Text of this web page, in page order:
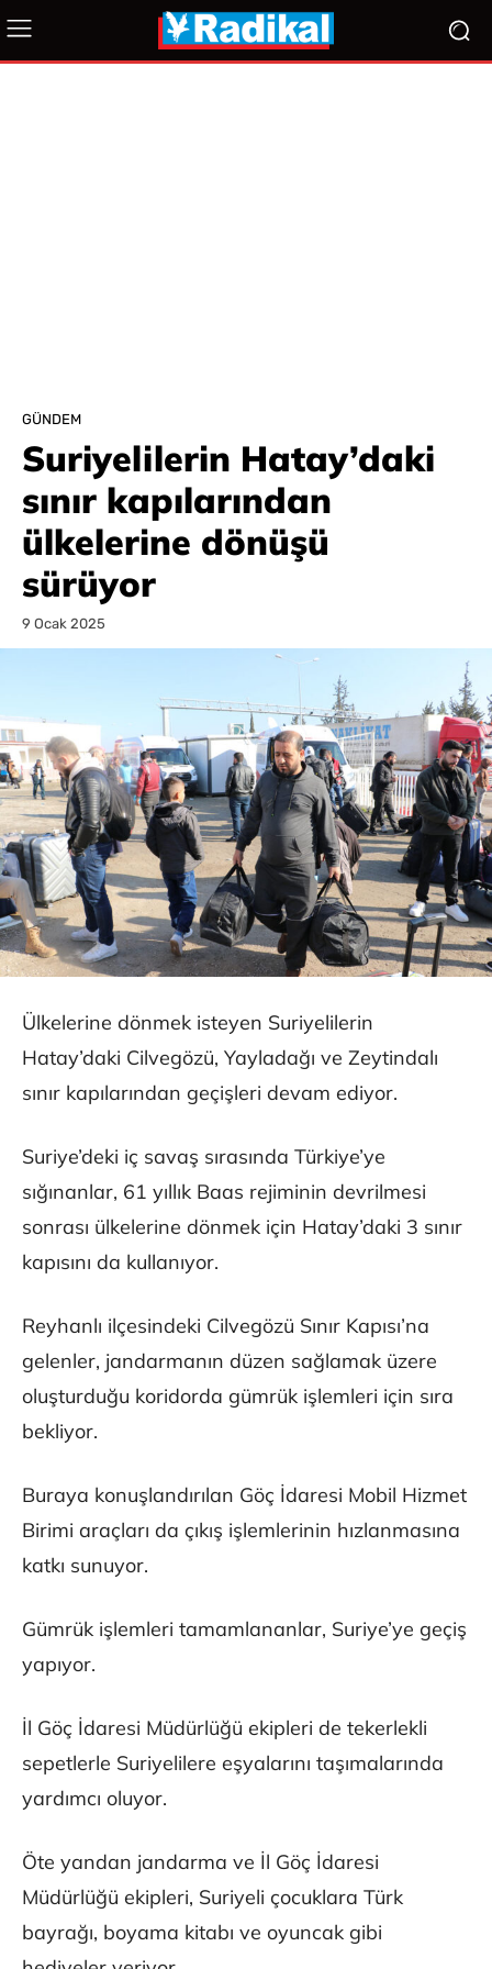
GÜNDEM
Suriyelilerin Hatay’daki
sınır kapılarından
ülkelerine dönüşü
sürüyor
9 Ocak 2025
Ülkelerine dönmek isteyen Suriyelilerin
Hatay’daki Cilvegözü, Yayladağı ve Zeytindalı
sınır kapılarından geçişleri devam ediyor.
Suriye’deki iç savaş sırasında Türkiye’ye
sığınanlar, 61 yıllık Baas rejiminin devrilmesi
sonrası ülkelerine dönmek için Hatay’daki 3 sınır
kapısını da kullanıyor.
Reyhanlı ilçesindeki Cilvegözü Sınır Kapısı’na
gelenler, jandarmanın düzen sağlamak üzere
oluşturduğu koridorda gümrük işlemleri için sıra
bekliyor.
Buraya konuşlandırılan Göç İdaresi Mobil Hizmet
Birimi araçları da çıkış işlemlerinin hızlanmasına
katkı sunuyor.
Gümrük işlemleri tamamlananlar, Suriye’ye geçiş
yapıyor.
İl Göç İdaresi Müdürlüğü ekipleri de tekerlekli
sepetlerle Suriyelilere eşyalarını taşımalarında
yardımcı oluyor.
Öte yandan jandarma ve İl Göç İdaresi
Müdürlüğü ekipleri, Suriyeli çocuklara Türk
bayrağı, boyama kitabı ve oyuncak gibi